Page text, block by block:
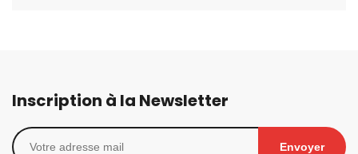
Inscription à la Newsletter
Envoyer